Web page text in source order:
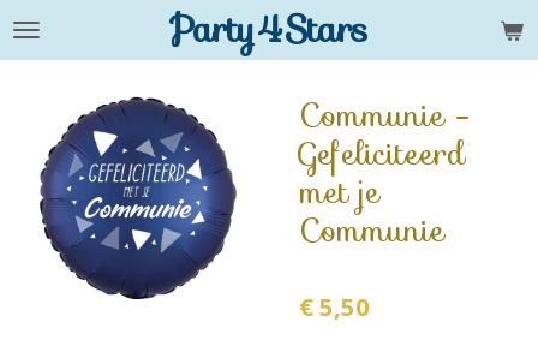
Ga
hoofdinhoud
Party4Stars
Communie -
Gefeliciteerd
met je
Communie
€ 5,50